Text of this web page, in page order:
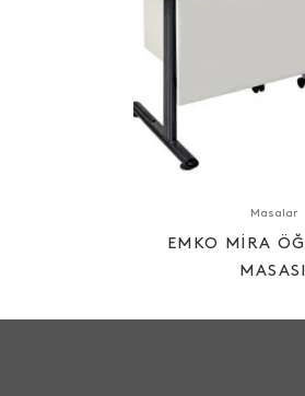
Masalar
EMKO MIRA
MASASI